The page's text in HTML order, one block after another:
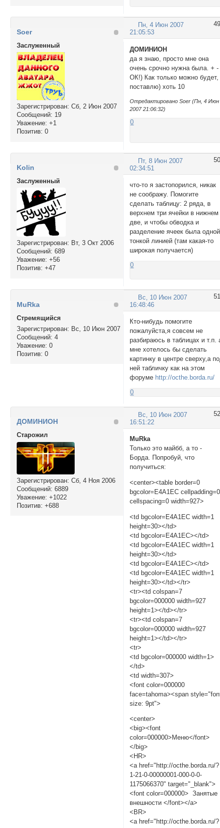
49
Пн, 4 Июн 2007
21:05:53
Soer
Заслуженный
Зарегистрирован: Сб, 2 Июн 2007
Сообщений: 19
Уважение: +1
Позитив: 0
ДОМИНИОН
да я знаю, просто мне она
очень срочно нужна была. + -
ОК!) Как только можно будет,
поставлю) хоть 10
Отредактировано Soer (Пн, 4 Июн
2007 21:06:32)
0
50
Пт, 8 Июн 2007
02:34:51
Kolin
Заслуженный
Зарегистрирован: Вт, 3 Окт 2006
Сообщений: 689
Уважение: +56
Позитив: +47
что-то я застопорился, никак
не соображу. Помогите
сделать таблицу: 2 ряда, в
верхнем три ячейки в нижнем
две, и чтобы обводка и
разделение ячеек была одной
тонкой линией (там какая-то
широкая получается)
0
51
Вс, 10 Июн 2007
16:48:46
MuRka
Стремящийся
Зарегистрирован: Вс, 10 Июн 2007
Сообщений: 4
Уважение: 0
Позитив: 0
Кто-нибудь помогите
пожалуйста,я совсем не
разбираюсь в таблицах и т.п.
мне хотелось бы сделать
картинку в центре сверху,а
ней табличку как на этом
форуме http://octhe.borda.ru/
0
52
Вс, 10 Июн 2007
16:51:22
ДОМИНИОН
Cтарожил
Зарегистрирован: Сб, 4 Ноя 2006
Сообщений: 6889
Уважение: +1022
Позитив: +688
MuRka
Только это майбб, а то -
Борда. Попробуй, что
получиться:
<center><table border=0
bgcolor=E4A1EC cellpadding=0
cellspacing=0 width=927>
<td bgcolor=E4A1EC width=1
height=30></td>
<td bgcolor=E4A1EC></td>
<td bgcolor=E4A1EC width=1
height=30></td>
<td bgcolor=E4A1EC></td>
<td bgcolor=E4A1EC width=1
height=30></td></tr>
<tr><td colspan=7
bgcolor=000000 width=927
height=1></td></tr>
<tr><td colspan=7
bgcolor=000000 width=927
height=1></td></tr>
<tr>
<td bgcolor=000000 width=1>
</td>
<td width=307>
<font color=000000
face=tahoma><span
size: 9pt">
<center>
<big><font
color=000000>Меню</font>
</big>
<HR>
<a href="http://octhe.borda.ru/?
1-21-0-00000001-000-0-0-
1175066370" target="_blank">
<font color=000000> Занятые
внешности </font></a>
<BR>
<a href="http://octhe.borda.ru/?